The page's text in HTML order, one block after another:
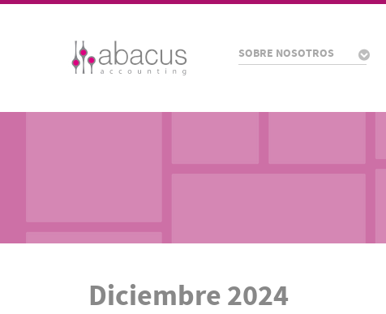
SOBRE NOSOTROS
Diciembre 2024